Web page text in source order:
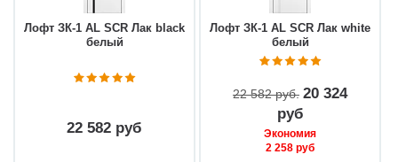
Лофт ЗК-1 AL SCR Лак black
белый
22 582 руб
Лофт ЗК-1 AL SCR Лак white
белый
22 582 руб 20 324
руб
Экономия
2 258 руб